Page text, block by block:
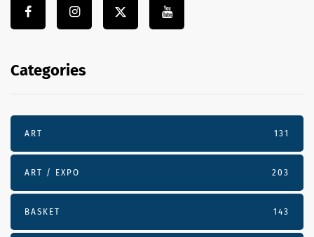
Categories
ART 131
ART / EXPO 203
BASKET 143